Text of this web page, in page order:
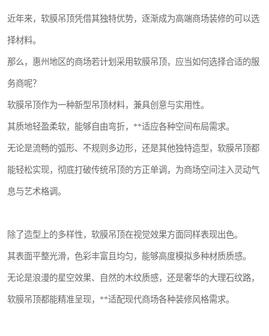
近年来，软膜吊顶凭借其独特优势，逐渐成为高端商场装修的可以选
择材料。
那么，惠州地区的商场若计划采用软膜吊顶，应当如何选择合适的服
务商呢？
软膜吊顶作为一种新型吊顶材料，兼具创意与实用性。
其质地轻盈柔软，能够自由弯折，**适应各种空间布局需求。
无论是流畅的弧形、不规则多边形，还是其他独特造型，软膜吊顶都
能轻松实现，彻底打破传统吊顶的方正单调，为商场空间注入灵动气
息与艺术格调。
除了造型上的多样性，软膜吊顶在视觉效果方面同样表现出色。
其表面平整光滑，色彩丰富且均匀，能够高度模拟多种材质质感。
无论是浪漫的星空效果、自然的木纹质感，还是奢华的大理石纹路，
软膜吊顶都能精准呈现，**适配现代商场各种装修风格需求。